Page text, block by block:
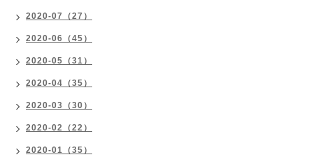
2020-07（27）
2020-06（45）
2020-05（31）
2020-04（35）
2020-03（30）
2020-02（22）
2020-01（35）